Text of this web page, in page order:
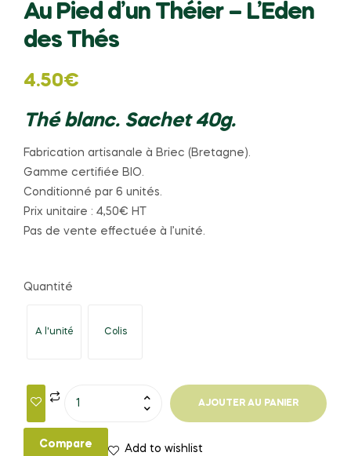
Au Pied d’un Théier – L’Eden
des Thés
4.50€
Thé blanc. Sachet 40g.
Fabrication artisanale à Briec (Bretagne).
Gamme certifiée BIO.
Conditionné par 6 unités.
Prix unitaire : 4,50€ HT
Pas de vente effectuée à l’unité.
Quantité
A l'unité Colis
AJOUTER AU PANIER
Compare Add to wishlist